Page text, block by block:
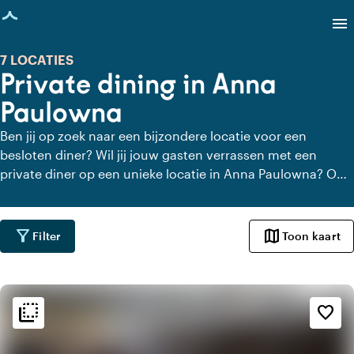
geladen
menu
Private dining in Anna
Paulowna
7 LOCATIES
Ben jij op zoek naar een bijzondere locatie voor een
besloten diner? Wil jij jouw gasten verrassen met een
private diner op een unieke locatie in Anna Paulowna? Op
Paulowna waar je in alle rust kunt dineren. Bekijk alle
private dining locaties voor een heerlijk verzorgd private
diner.
filter_alt Filter map Toon kaart
flip_to_back favorite_border
flip_to_back Sfeer en esthetiek
factory
Industrieel